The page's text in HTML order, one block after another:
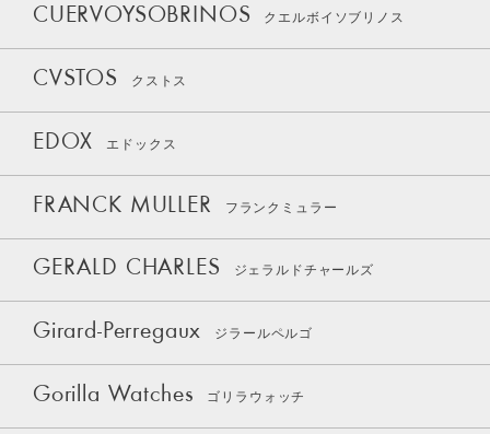
CUERVOYSOBRINOS クエルボイソブリノス
CVSTOS クストス
EDOX エドックス
FRANCK MULLER フランクミュラー
GERALD CHARLES ジェラルドチャールズ
Girard-Perregaux ジラールペルゴ
Gorilla Watches ゴリラウォッチ